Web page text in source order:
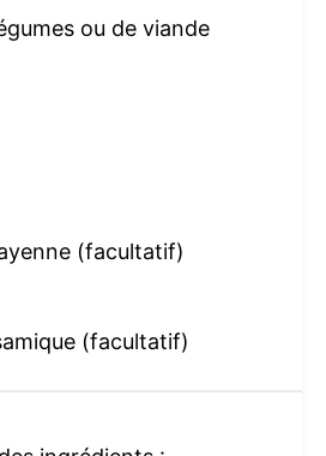
ou de viande
(facultatif)
(facultatif)